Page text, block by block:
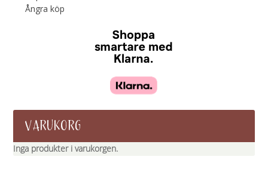
Ångra köp
VARUKORG
Inga produkter i varukorgen.